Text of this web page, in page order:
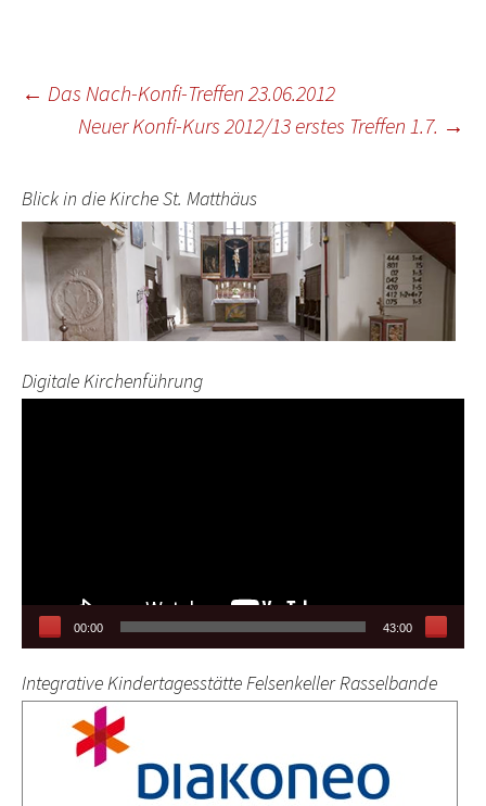
Beitragsnavigation
← Das Nach-Konfi-Treffen 23.06.2012
Neuer Konfi-Kurs 2012/13 erstes Treffen 1.7. →
Blick in die Kirche St. Matthäus
Digitale Kirchenführung
00:00 43:00
Integrative Kindertagesstätte Felsenkeller Rasselbande